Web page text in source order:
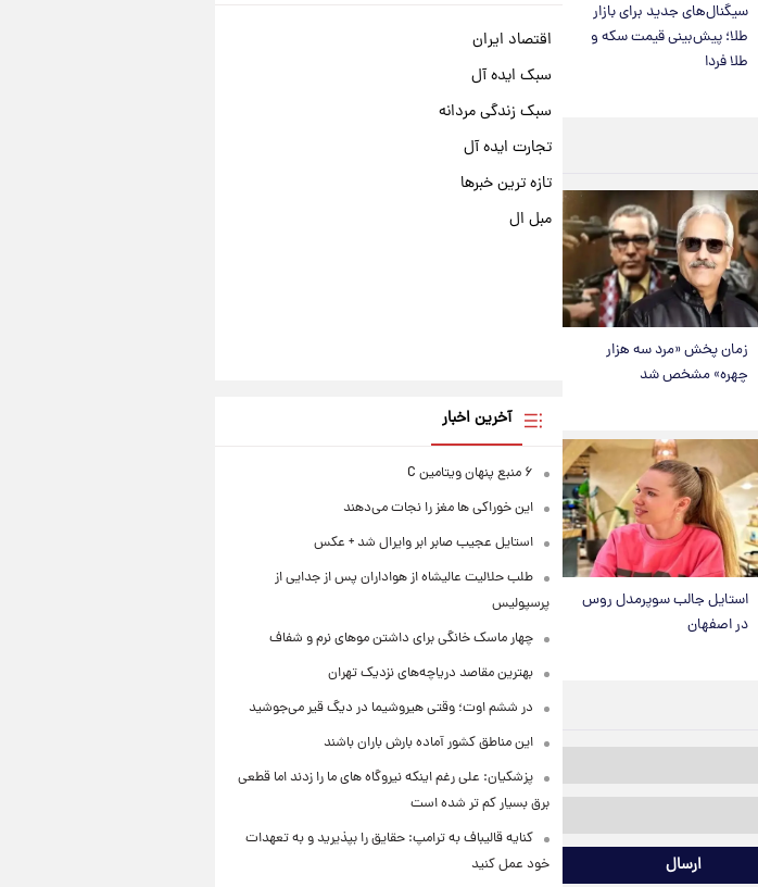
سیگنال‌های جدید برای بازار
طلا؛ پیش‌بینی قیمت سکه و
طلا فردا
زمان پخش «مرد سه هزار
چهره» مشخص شد
استایل جالب سوپرمدل روس
در اصفهان
ارسال
اقتصاد ایران
سبک ایده آل
سبک زندگی مردانه
تجارت ایده آل
تازه ترین خبرها
مبل ال
آخرین اخبار
۶ منبع پنهان ویتامین C
این خوراکی ها مغز را نجات می‌دهند
استایل عجیب صابر ابر وایرال شد + عکس
طلب حلالیت عالیشاه از هواداران پس از جدایی از
پرسپولیس
چهار ماسک خانگی برای داشتن موهای نرم و شفاف
بهترین مقاصد دریاچه‌های نزدیک تهران
در ششم اوت؛ وقتی هیروشیما در دیگ قیر می‌جوشید
این مناطق کشور آماده بارش باران باشند
پزشکیان: علی رغم اینکه نیروگاه های ما را زدند اما قطعی
برق بسیار کم تر شده است
کنایه قالیباف به ترامپ: حقایق را بپذیرید و به تعهدات
خود عمل کنید